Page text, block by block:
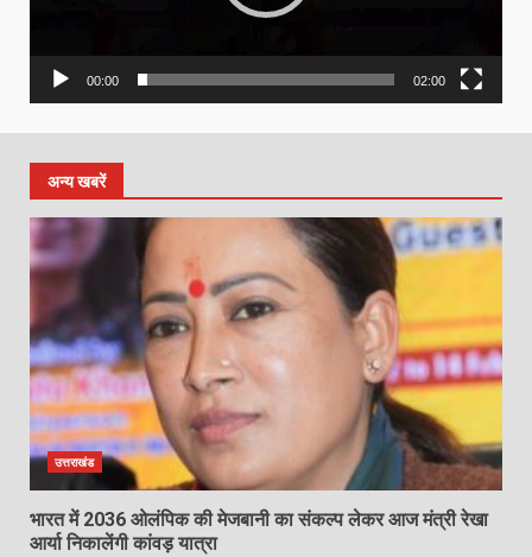
00:00 02:00
अन्य खबरें
उत्तराखंड
भारत में 2036 ओलंपिक की मेजबानी का संकल्प लेकर आज मंत्री रेखा
आर्या निकालेंगी कांवड़ यात्रा